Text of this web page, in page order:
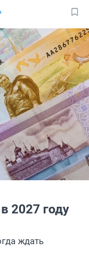
2027 году
ждать